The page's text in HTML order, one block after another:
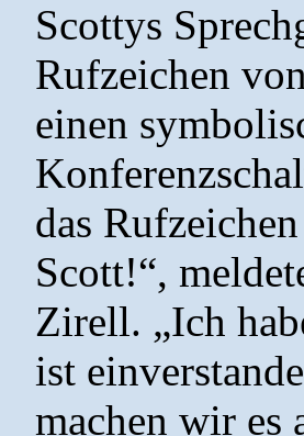
Scottys
Rufzeichen
einen
das
Scott!“,
Zirell. „Ich
ist
machen wir es